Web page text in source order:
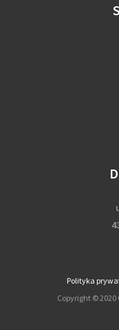
Polityka
Copyright ©